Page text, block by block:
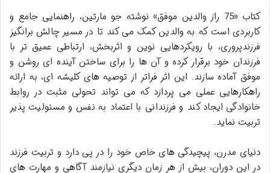
کتاب «75 راز والدین موفق» نوشته جو مارتین، راهنمایی جامع و
کاربردی است که به والدین کمک می کند تا در مسیر چالش برانگیز
فرزندپروری، با رویکردهایی نوین و اثربخش، ارتباطی عمیق تر با
فرزندان خود برقرار کرده و آن ها را برای ساختن آینده ای روشن و
موفق آماده سازند. این اثر فراتر از توصیه های کلیشه ای، به ارائه
راهکارهایی عملی می پردازد که می تواند تحولی مثبت در روابط
خانوادگی ایجاد کند و فرزندانی با اعتماد به نفس و مسئولیت پذیر
تربیت نماید.
دنیای مدرن، پیچیدگی های خاص خود را در پی دارد و تربیت فرزند
در این دوران، بیش از هر زمان دیگری نیازمند آگاهی و مهارت های